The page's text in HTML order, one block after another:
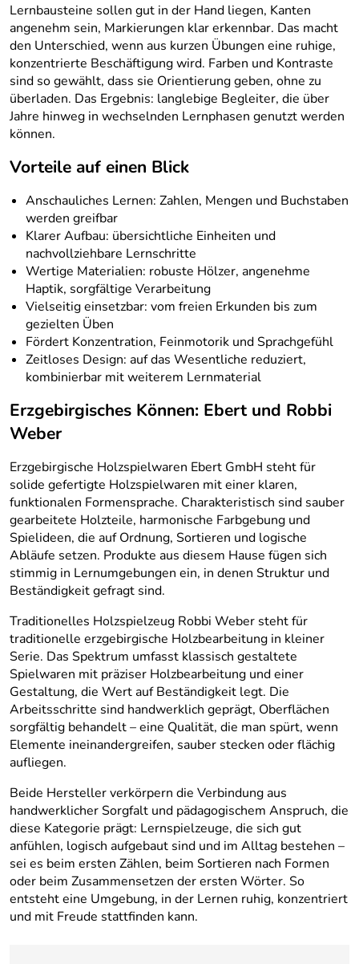
Lernbausteine sollen gut in der Hand liegen, Kanten
angenehm sein, Markierungen klar erkennbar. Das macht
den Unterschied, wenn aus kurzen Übungen eine ruhige,
konzentrierte Beschäftigung wird. Farben und Kontraste
sind so gewählt, dass sie Orientierung geben, ohne zu
überladen. Das Ergebnis: langlebige Begleiter, die über
Jahre hinweg in wechselnden Lernphasen genutzt werden
können.
Vorteile auf einen Blick
Anschauliches Lernen: Zahlen, Mengen und Buchstaben
werden greifbar
Klarer Aufbau: übersichtliche Einheiten und
nachvollziehbare Lernschritte
Wertige Materialien: robuste Hölzer, angenehme
Haptik, sorgfältige Verarbeitung
Vielseitig einsetzbar: vom freien Erkunden bis zum
gezielten Üben
Fördert Konzentration, Feinmotorik und Sprachgefühl
Zeitloses Design: auf das Wesentliche reduziert,
kombinierbar mit weiterem Lernmaterial
Erzgebirgisches Können: Ebert und Robbi
Weber
Erzgebirgische Holzspielwaren Ebert GmbH steht für
solide gefertigte Holzspielwaren mit einer klaren,
funktionalen Formensprache. Charakteristisch sind sauber
gearbeitete Holzteile, harmonische Farbgebung und
Spielideen, die auf Ordnung, Sortieren und logische
Abläufe setzen. Produkte aus diesem Hause fügen sich
stimmig in Lernumgebungen ein, in denen Struktur und
Beständigkeit gefragt sind.
Traditionelles Holzspielzeug Robbi Weber steht für
traditionelle erzgebirgische Holzbearbeitung in kleiner
Serie. Das Spektrum umfasst klassisch gestaltete
Spielwaren mit präziser Holzbearbeitung und einer
Gestaltung, die Wert auf Beständigkeit legt. Die
Arbeitsschritte sind handwerklich geprägt, Oberflächen
sorgfältig behandelt – eine Qualität, die man spürt, wenn
Elemente ineinandergreifen, sauber stecken oder flächig
aufliegen.
Beide Hersteller verkörpern die Verbindung aus
handwerklicher Sorgfalt und pädagogischem Anspruch, die
diese Kategorie prägt: Lernspielzeuge, die sich gut
anfühlen, logisch aufgebaut sind und im Alltag bestehen –
sei es beim ersten Zählen, beim Sortieren nach Formen
oder beim Zusammensetzen der ersten Wörter. So
entsteht eine Umgebung, in der Lernen ruhig, konzentriert
und mit Freude stattfinden kann.